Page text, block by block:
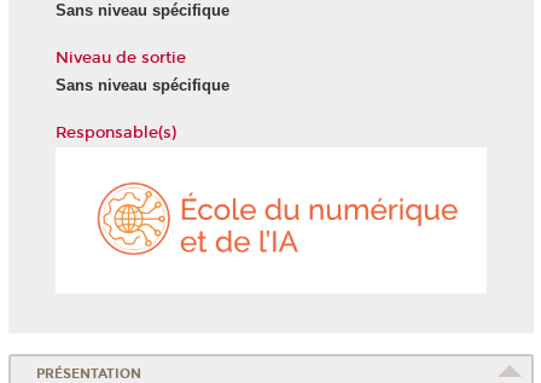
Sans niveau spécifique
Niveau de sortie
Sans niveau spécifique
Responsable(s)
PRÉSENTATION